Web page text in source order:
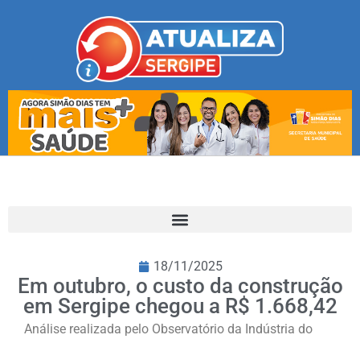
18/11/2025
Em outubro, o custo da construção
em Sergipe chegou a R$ 1.668,42
Análise realizada pelo Observatório da Indústria do